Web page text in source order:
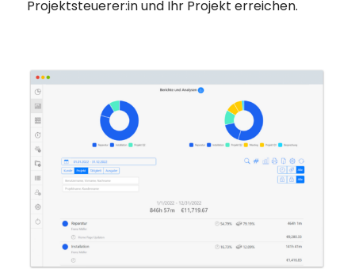
Projektsteuerer:in und Ihr Projekt erreichen.